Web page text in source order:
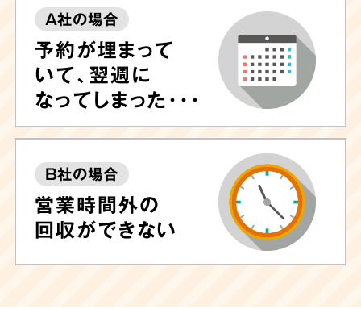
しつこい汚れや臭いが気になる場合は清掃後に
除菌や脱臭、ハウスクリーニングも可能ですの
で、ぜひお任せ下さい。
専門的なノウハウに長
けたプロのスタッフが専門機器・特殊洗剤を用
いて迅速に対応いたします。
A社の場合
予約が埋まって
いて、翌週に
なってしまった･･･
B社の場合
営業時間外の
回収ができない